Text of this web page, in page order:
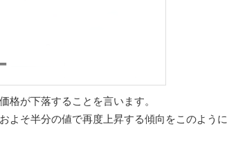
格が下落することを言います。
よそ半分の値で再度上昇する傾向をこのように